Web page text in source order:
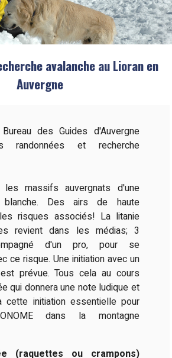
avalanche au Lioran en
Auvergne
des Guides d'Auvergne
randonnées et recherche
les massifs auvergnats d'une
Des airs de haute
risques associés! La litanie
revient dans les médias; 3
d'un pro, pour se
ce risque. Une initiation avec un
prévue. Tous cela au cours
qui donnera une note ludique et
cette initiation essentielle pour
dans la montagne
(raquettes ou crampons)